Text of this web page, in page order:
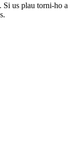
Si us plau torni-ho a